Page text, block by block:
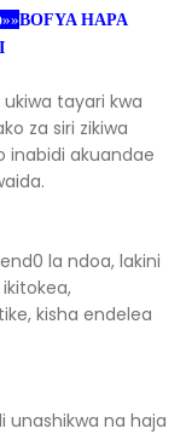
»»BOFYA HAPA
tayari kwa
za siri zikiwa
inabidi akuandae
la ndoa, lakini
kisha endelea
unashikwa na haja